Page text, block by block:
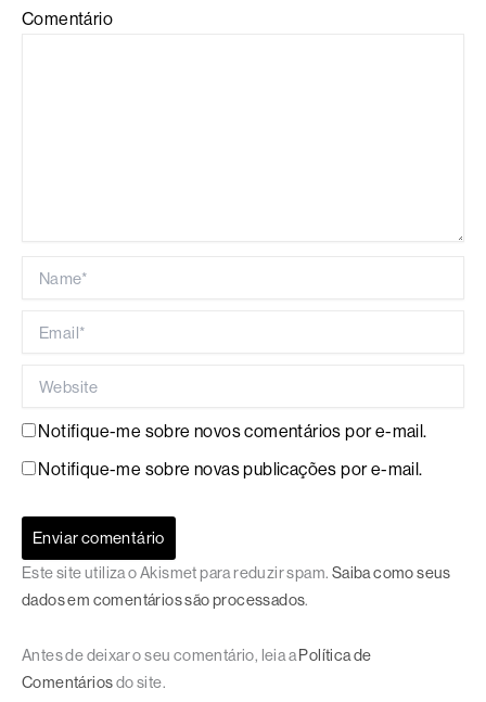
Comentário
Notifique-me sobre novos comentários por e-mail.
Notifique-me sobre novas publicações por e-mail.
Este site utiliza o Akismet para reduzir spam. Saiba como seus
dados em comentários são processados.
Antes de deixar o seu comentário, leia a Política de
Comentáriosdo site.